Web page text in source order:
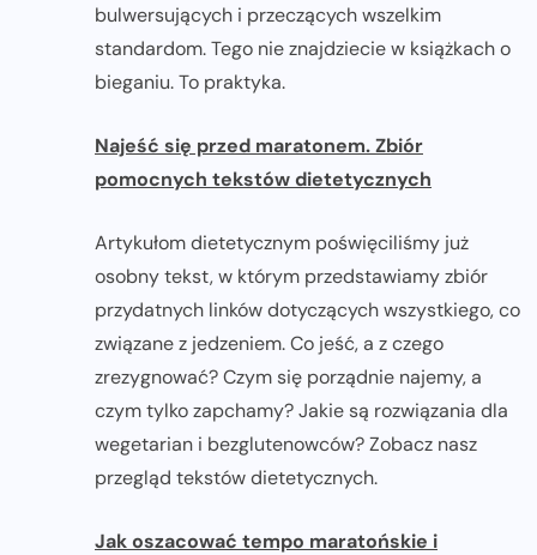
bulwersujących i przeczących wszelkim
standardom. Tego nie znajdziecie w książkach o
bieganiu. To praktyka.
Najeść się przed maratonem. Zbiór
pomocnych tekstów dietetycznych
Artykułom dietetycznym poświęciliśmy już
osobny tekst, w którym przedstawiamy zbiór
przydatnych linków dotyczących wszystkiego, co
związane z jedzeniem. Co jeść, a z czego
zrezygnować? Czym się porządnie najemy, a
czym tylko zapchamy? Jakie są rozwiązania dla
wegetarian i bezglutenowców? Zobacz nasz
przegląd tekstów dietetycznych.
Jak oszacować tempo maratońskie i